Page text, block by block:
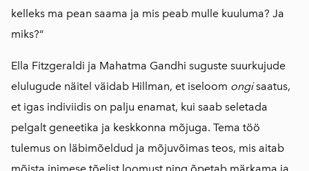
kelleks ma pean saama ja mis peab mulle kuuluma? Ja
miks?“
Ella Fitzgeraldi ja Mahatma Gandhi suguste suurkujude
elulugude näitel väidab Hillman, et iseloom ongisaatus,
et igas indiviidis on palju enamat, kui saab seletada
pelgalt geneetika ja keskkonna mõjuga. Tema töö
tulemus on läbimõeldud ja mõjuvõimas teos, mis aitab